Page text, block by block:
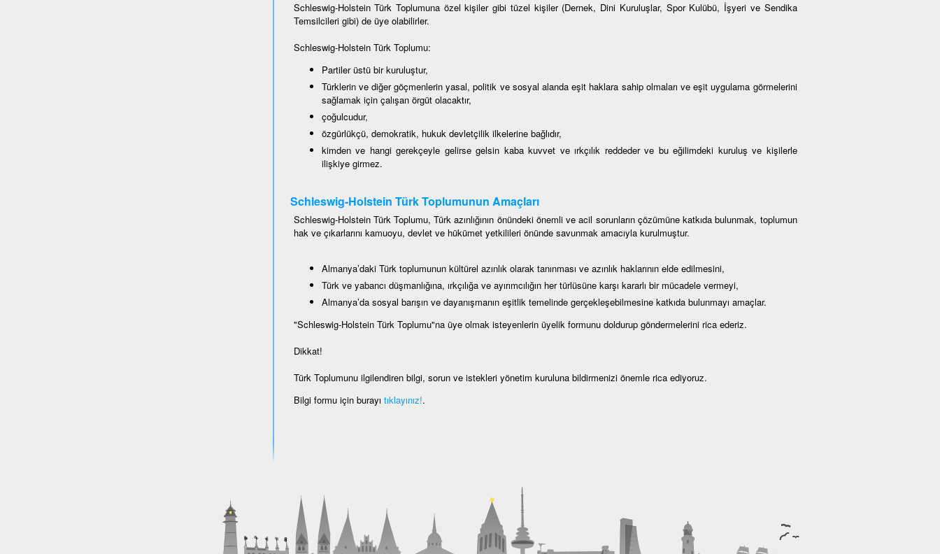
Schleswig-Holstein Türk Toplumuna özel kişiler gibi tüzel kişiler (Dernek, Dini Kuruluşlar, Spor Kulübü, İşyeri ve Sendika
Temsilcileri gibi) de üye olabilirler.
Schleswig-Holstein Türk Toplumu:
Partiler üstü bir kuruluştur,
Türklerin ve diğer göçmenlerin yasal, politik ve sosyal alanda eşit haklara sahip olmaları ve eşit uygulama görmelerini
sağlamak için çalışan örgüt olacaktır,
çoğulcudur,
özgürlükçü, demokratik, hukuk devletçilik ilkelerine bağlıdır,
kimden ve hangi gerekçeyle gelirse gelsin kaba kuvvet ve ırkçılık reddeder ve bu eğilimdeki kuruluş ve kişilerle
ilişkiye girmez.
Schleswig-Holstein Türk Toplumunun Amaçları
Schleswig-Holstein Türk Toplumu, Türk azınlığının önündeki önemli ve acil sorunların çözümüne katkıda bulunmak, toplumun
hak ve çıkarlarını kamuoyu, devlet ve hükümet yetkilileri önünde savunmak amacıyla kurulmuştur.
Almanya’daki Türk toplumunun kültürel azınlık olarak tanınması ve azınlık haklarının elde edilmesini,
Türk ve yabancı düşmanlığına, ırkçılığa ve ayırımcılığın her türlüsüne karşı kararlı bir mücadele vermeyi,
Almanya’da sosyal barışın ve dayanışmanın eşitlik temelinde gerçekleşebilmesine katkıda bulunmayı amaçlar.
"Schleswig-Holstein Türk Toplumu"na üye olmak isteyenlerin üyelik formunu doldurup göndermelerini rica ederiz.
Dikkat!
Türk Toplumunu ilgilendiren bilgi, sorun ve istekleri yönetim kuruluna bildirmenizi önemle rica ediyoruz.
Bilgi formu için burayı tıklayınız!.